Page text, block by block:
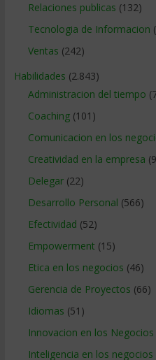
Relaciones publicas (132)
Tecnologia de Informacion
Ventas (242)
Habilidades (2.843)
Administracion del tiempo
Coaching(101)
Comunicacion en los
Creatividad en la empresa
Delegar(22)
Desarrollo Personal (566)
Efectividad (52)
Empowerment (15)
Etica en los negocios (46)
Gerencia de Proyectos (66)
Idiomas (51)
Innovacion en los Negocios
Inteligencia en los negocios